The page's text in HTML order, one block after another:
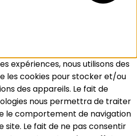
expériences, nous utilisons des
les cookies pour stocker et/ou
des appareils. Le fait de
nous permettra de traiter
le comportement de navigation
site. Le fait de ne pas consentir